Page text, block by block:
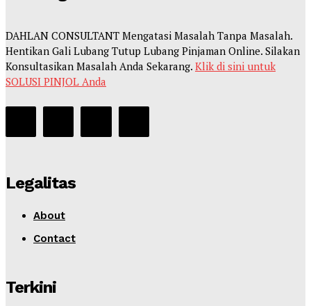
DAHLAN CONSULTANT Mengatasi Masalah Tanpa Masalah.
Hentikan Gali Lubang Tutup Lubang Pinjaman Online. Silakan
Konsultasikan Masalah Anda Sekarang. Klik di sini untuk
SOLUSI PINJOL Anda
Legalitas
About
Contact
Terkini